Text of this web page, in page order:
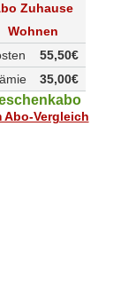
Zuhause
Wohnen
55,50€
35,00€
Abo-Vergleich